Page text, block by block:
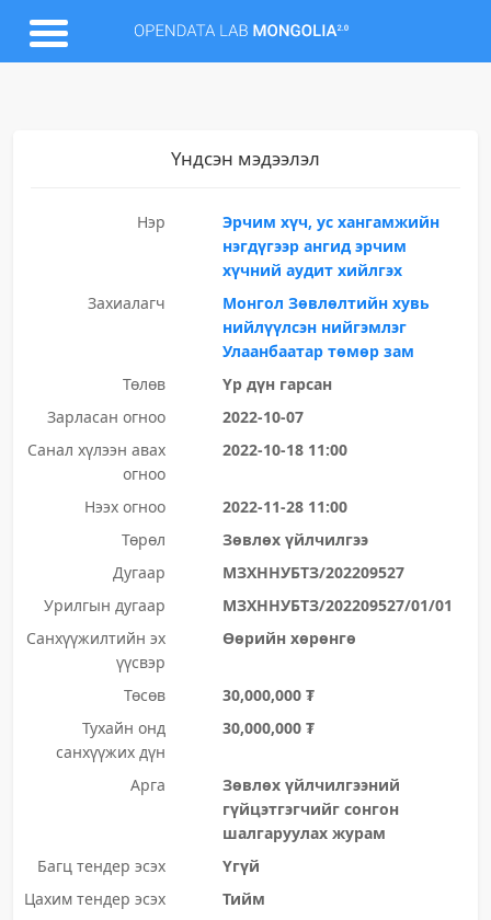
Үндсэн мэдээлэл
Нэр
Эрчим хүч, ус хангамжийн
нэгдүгээр ангид эрчим
хүчний аудит хийлгэх
Захиалагч
Монгол Зөвлөлтийн хувь
нийлүүлсэн нийгэмлэг
Улаанбаатар төмөр зам
Төлөв
Үр дүн гарсан
Зарласан огноо
2022-10-07
Санал хүлээн авах
огноо
2022-10-18 11:00
Нээх огноо
2022-11-28 11:00
Төрөл
Зөвлөх үйлчилгээ
Дугаар
МЗХННУБТЗ/202209527
Урилгын дугаар
МЗХННУБТЗ/202209527/01/01
Санхүүжилтийн эх
үүсвэр
Өөрийн хөрөнгө
Төсөв
30,000,000 ₮
Тухайн онд
санхүүжих дүн
30,000,000 ₮
Арга
Зөвлөх үйлчилгээний
гүйцэтгэгчийг сонгон
шалгаруулах журам
Багц тендер эсэх
Үгүй
Цахим тендер эсэх
Тийм